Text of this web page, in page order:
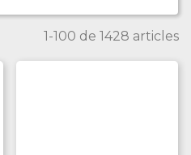
1-100 de 1428 articles